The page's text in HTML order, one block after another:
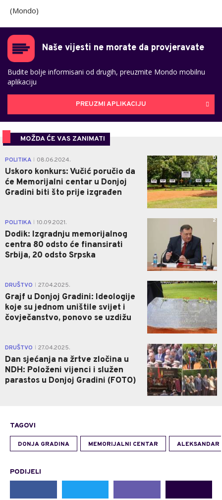
(Mondo)
Naše vijesti ne morate da provjeravate
Budite bolje informisani od drugih, preuzmite Mondo mobilnu
aplikaciju
PREUZMI APLIKACIJU
MOŽDA ĆE VAS ZANIMATI
POLITIKA 08.06.2024.
Uskoro konkurs: Vučić poručio da
će Memorijalni centar u Donjoj
Gradini biti što prije izgrađen
0
POLITIKA 10.09.2021.
Dodik: Izgradnju memorijalnog
centra 80 odsto će finansirati
Srbija, 20 odsto Srpska
2
DRUŠTVO 27.04.2025.
Grajf u Donjoj Gradini: Ideologije
koje su jednom uništile svijet i
čovječanstvo, ponovo se uzdižu
0
DRUŠTVO 27.04.2025.
Dan sjećanja na žrtve zločina u
NDH: Položeni vijenci i služen
parastos u Donjoj Gradini (FOTO)
0
TAGOVI
DONJA GRADINA MEMORIJALNI CENTAR ALEKSANDAR
PODIJELI